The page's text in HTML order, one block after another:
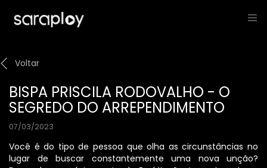
Voltar
BISPA PRISCILA RODOVALHO - O
SEGREDO DO ARREPENDIMENTO
07/03/2023
Você é do tipo de pessoa que olha as circunstâncias no
lugar de buscar constantemente uma nova unção?